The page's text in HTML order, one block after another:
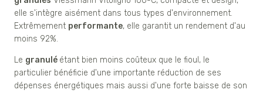
elle s'intègre aisément dans tous types d'environnement.
Extrêmement performante, elle garantit un rendement d'au
moins 92%.
Le granulé étant bien moins coûteux que le fioul, le
particulier bénéficie d'une importante réduction de ses
dépenses énergétiques mais aussi d'une forte baisse de son